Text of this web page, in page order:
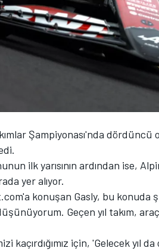
Şampiyonası'nda dördüncü
ilk yarısının ardından ise,
yer alıyor.
konuşan Gasly, bu konuda
Geçen yıl takım,
kaçırdığımız için, 'Gelecek yıl